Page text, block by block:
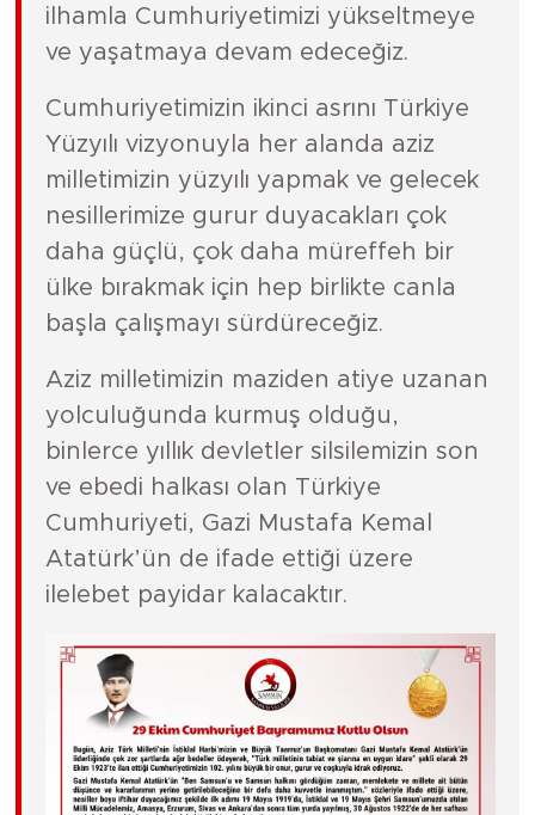
ilhamla Cumhuriyetimizi yükseltmeye
ve yaşatmaya devam edeceğiz.
Cumhuriyetimizin ikinci asrını Türkiye
Yüzyılı vizyonuyla her alanda aziz
milletimizin yüzyılı yapmak ve gelecek
nesillerimize gurur duyacakları çok
daha güçlü, çok daha müreffeh bir
ülke bırakmak için hep birlikte canla
başla çalışmayı sürdüreceğiz.
Aziz milletimizin maziden atiye uzanan
yolculuğunda kurmuş olduğu,
binlerce yıllık devletler silsilemizin son
ve ebedi halkası olan Türkiye
Cumhuriyeti, Gazi Mustafa Kemal
Atatürk’ün de ifade ettiği üzere
ilelebet payidar kalacaktır.